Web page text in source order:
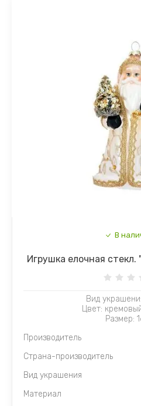
В
Игрушка елочная
Вид
Цвет:
Размер:
Производитель
Страна-производитель
Вид украшения
Материал